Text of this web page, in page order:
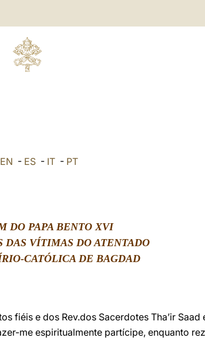
EN - ES - IT - PT
DO PAPA BENTO XVI
DAS VÍTIMAS DO ATENTADO
CATÓLICA DE BAGDAD
fiéis e dos Rev.dos Sacerdotes Tha’ir Saad
me espiritualmente partícipe, enquanto